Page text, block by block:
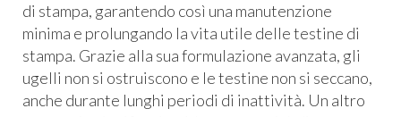
di stampa, garantendo così una manutenzione
minima e prolungando la vita utile delle testine di
stampa. Grazie alla sua formulazione avanzata, gli
ugelli non si ostruiscono e le testine non si seccano,
anche durante lunghi periodi di inattività. Un altro